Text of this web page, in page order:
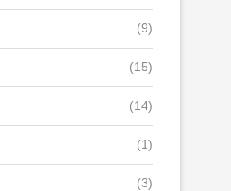
(9)
(15)
(14)
(1)
(3)